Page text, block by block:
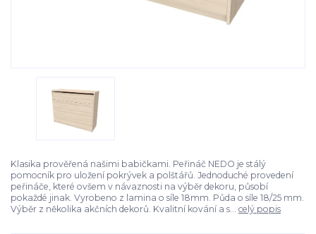
Klasika prověřená našimi babičkami. Peřináč NEDO je stálý
pomocník pro uložení pokrývek a polštářů. Jednoduché provedení
peřináče, které ovšem v návaznosti na výběr dekoru, působí
pokaždé jinak. Vyrobeno z lamina o síle 18mm. Půda o síle 18/25 mm.
Výběr z několika akčních dekorů. Kvalitní kování a s... celý popis